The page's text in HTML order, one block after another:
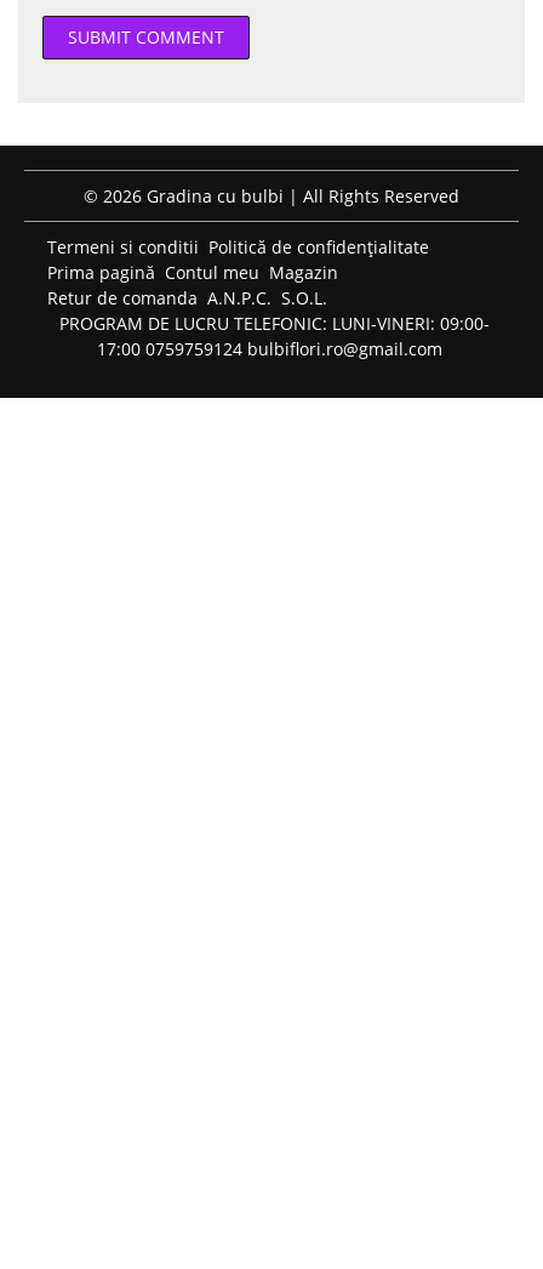
© 2026 Gradina cu bulbi | All Rights Reserved
Termeni si conditii Politică de confidențialitate
Prima pagină Contul meu Magazin
Retur de comanda A.N.P.C. S.O.L.
PROGRAM DE LUCRU TELEFONIC: LUNI-VINERI: 09:00-
17:00 0759759124 bulbiflori.ro@gmail.com